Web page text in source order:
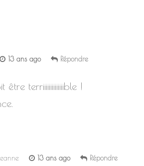
13 ans ago Répondre
être terriiiiiiiiiiiiiible !
13 ans ago Répondre